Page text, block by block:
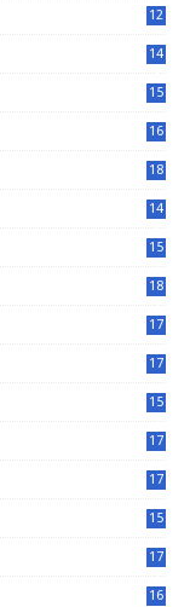
12
14
15
16
18
14
15
18
17
17
15
17
17
15
17
16